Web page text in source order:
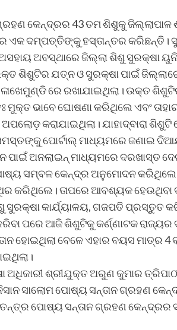
କେନ୍ଦ୍ରର 43 ତମ ଶିଶୁକୁ ଜିଲ୍ଲାପାଳ
ଏକ ଦମ୍ପତ୍ତିଙ୍କୁ ହସ୍ତାନ୍ତର କରିଛନ୍ତି।
ଅବସ୍ଥାରେ ଜିଲ୍ଲା ଶିଶୁ ସୁରକ୍ଷା
ଶିଶୁଟିର ଯତ୍ନ ଓ ସୁରକ୍ଷା ପାଇଁ
ରେ ରଖାଯାଇଥିଲା। ଉକ୍ତ
ଭାବେ ଘୋଷଣା କରିଥିଲେ ଏବଂ ତାହାର
କରାଯାଇଥିଲା। ଯାହାଦ୍ବାରା
ପୋର୍ଟାଲ୍ ମାଧ୍ୟମରେ ଜଣାଇ
ପାଇଁ ଅନଲାଇନ୍ ମାଧ୍ୟମରେ ଦରଖାସ୍ତ
ସମ୍ବଳ କେନ୍ଦ୍ର ଅନୁମୋଦନ
କରିଥିଲେ। ତାପରେ ଆବଶ୍ୟକ
ସୁରକ୍ଷା କାର୍ଯ୍ୟାଳୟ, ଗଜପତି ପ୍ରସ୍ତୁତ
ପରେ ଆଜି ଶିଶୁଟିକୁ କର୍ଣ୍ଣାଟକ
ହୋଇଥିଲା ବେଳେ ଏହାର ବୟସ ମାତ୍ର 4
ଅଧିକାରୀ ଶ୍ରୀଯୁକ୍ତ ଅରୁଣ କୁମାର
ସାଲୋମ ପୋଷ୍ୟ ସନ୍ତାନ ଗ୍ରହଣ
ପୋଷ୍ୟ ସନ୍ତାନ ଗ୍ରହଣ କେନ୍ଦ୍ରର